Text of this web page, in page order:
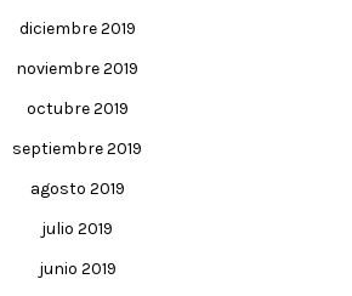
diciembre 2019
noviembre 2019
octubre 2019
septiembre 2019
agosto 2019
julio 2019
junio 2019